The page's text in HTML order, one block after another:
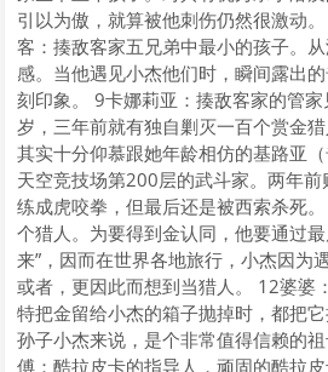
引以为傲，就算被他刺伤仍然很激动
客：揍敌客家五兄弟中最小的孩子。
感。当他遇见小杰他们时，瞬间露出
刻印象。 9卡娜莉亚：揍敌客家的管
岁，三年前就有独自剿灭一百个赏金
其实十分仰慕跟她年龄相仿的基路亚
天空竞技场第200层的武斗家。两年
练成虎咬拳，但最后还是被西索杀死
个猎人。为要得到金认同，他要通过
来”，因而在世界各地旅行，小杰因为
或者，更因此而想到当猎人。 12婆婆
特把金留给小杰的箱子抛掉时，都把
孙子小杰来说，是个非常值得信赖的
傅：酷拉皮卡的指导人，顽固的酷拉